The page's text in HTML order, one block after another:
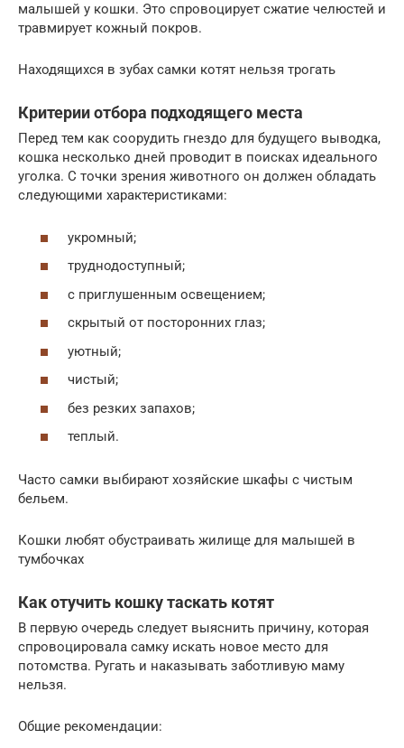
малышей у кошки. Это спровоцирует сжатие челюстей и
травмирует кожный покров.
Находящихся в зубах самки котят нельзя трогать
Критерии отбора подходящего места
Перед тем как соорудить гнездо для будущего выводка,
кошка несколько дней проводит в поисках идеального
уголка. С точки зрения животного он должен обладать
следующими характеристиками:
укромный;
труднодоступный;
с приглушенным освещением;
скрытый от посторонних глаз;
уютный;
чистый;
без резких запахов;
теплый.
Часто самки выбирают хозяйские шкафы с чистым
бельем.
Кошки любят обустраивать жилище для малышей в
тумбочках
Как отучить кошку таскать котят
В первую очередь следует выяснить причину, которая
спровоцировала самку искать новое место для
потомства. Ругать и наказывать заботливую маму
нельзя.
Общие рекомендации: